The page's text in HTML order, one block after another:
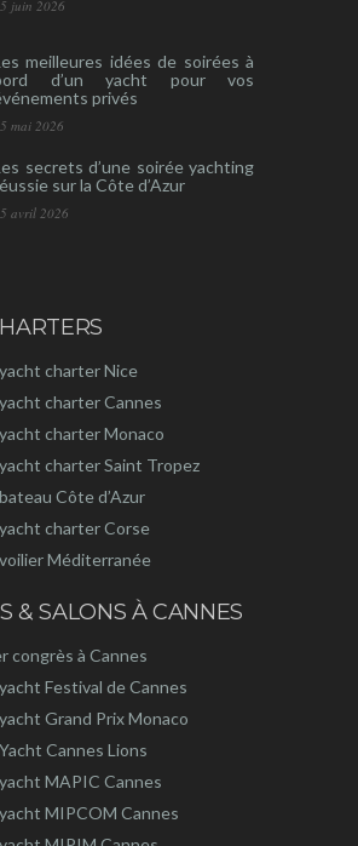
juin 2026
meilleures idées de soirées à
d’un yacht pour vos
privés
mai 2026
secrets d’une soirée yachting
sur la Côte d’Azur
avril 2026
charter Nice
charter Cannes
charter Monaco
charter Saint Tropez
Côte d’Azur
charter Corse
Méditerranée
& SALONS À CANNES
congrès à Cannes
Festival de Cannes
Grand Prix Monaco
Cannes Lions
MAPIC Cannes
MIPCOM Cannes